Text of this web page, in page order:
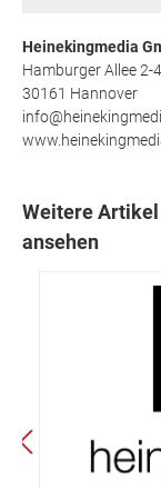
Heinekingmedia
Hamburger Allee 2-4
30161 Hannover
Weitere Artikel
ansehen